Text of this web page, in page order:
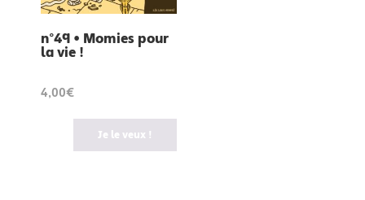
n°49 • Momies pour
la vie !
4,00€
Je le veux !